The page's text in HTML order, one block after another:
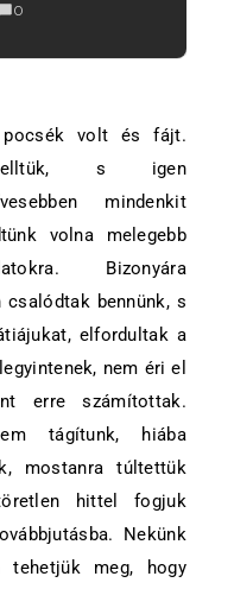
0
s igen
mindenkit
volna melegebb
Bizonyára
csalódtak bennünk, s
elfordultak a
nem éri el
erre számítottak.
tágítunk, hiába
mostanra túltettük
hittel fogjuk
Nekünk
tehetjük meg, hogy